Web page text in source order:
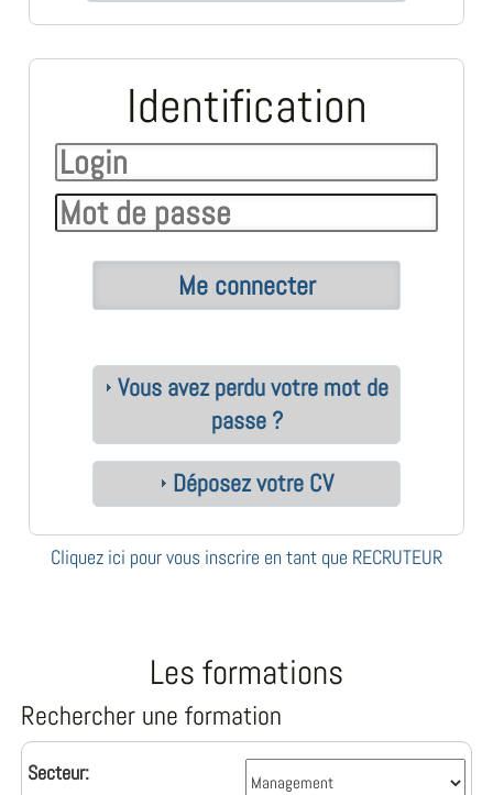
Identification
Vous avez perdu votre mot de
passe ?
Déposez votre CV
Cliquez ici pour vous inscrire en tant que RECRUTEUR
Les formations
Rechercher une formation
Secteur: